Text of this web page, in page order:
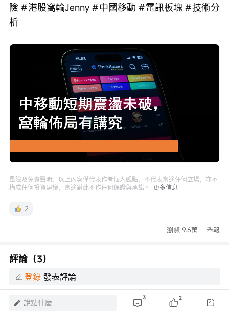
險 #港股窩輪Jenny #中國移動 #電訊板塊 #技術分
析
消
音
/
0%
0%
放
度
風險及免責聲明：以上內容僅代表作者個人觀點，不代表富途任何立場，亦不
構成任何投資建議，富途對此不作任何保證與承諾。
更多信息
2
瀏覽 9.6萬 舉報
評論（3）
登錄 發表評論
說點什麼
3 2